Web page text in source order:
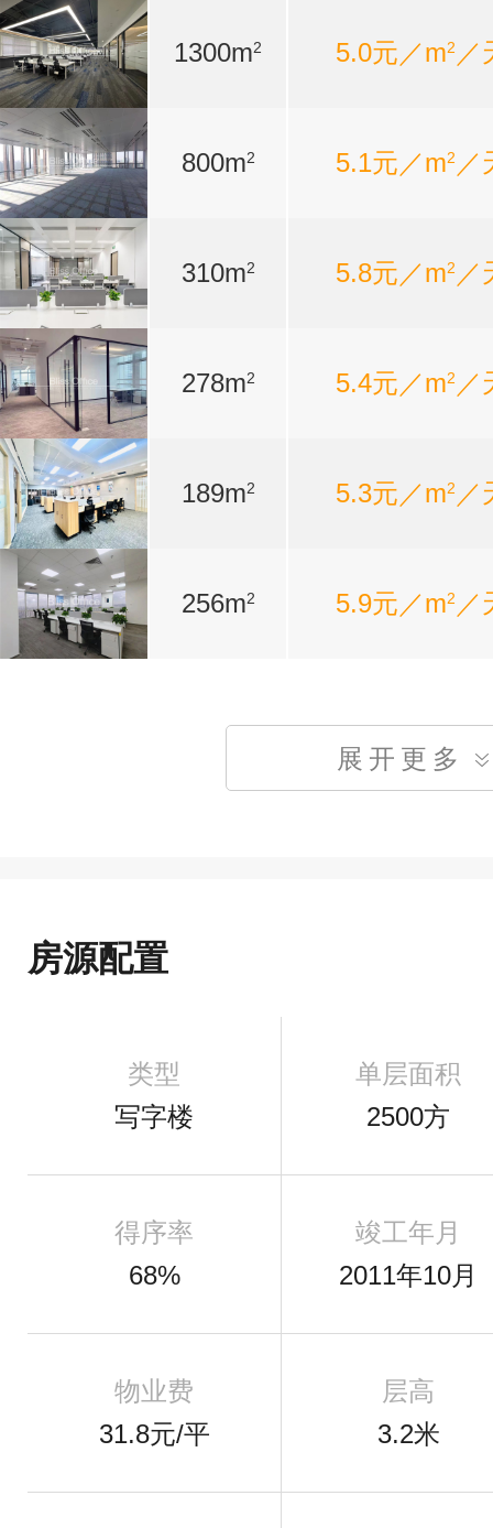
1300m2 5.0元／m2 ／
800m2 5.1元／m2 ／
310m2 5.8元／m2 ／
278m2 5.4元／m2 ／
189m2 5.3元／m2 ／
256m2 5.9元／m2 ／
展开更多
房源配置
类型
写字楼
单层面积
2500方
得序率
68%
竣工年月
2011年10月
物业费
31.8元/平
层高
3.2米